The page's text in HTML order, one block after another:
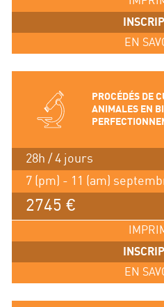
EN
PROCÉDÉS DE
ANIMALES EN
28h / 4 jours
7 (pm) - 11 (am)
2745 €
EN